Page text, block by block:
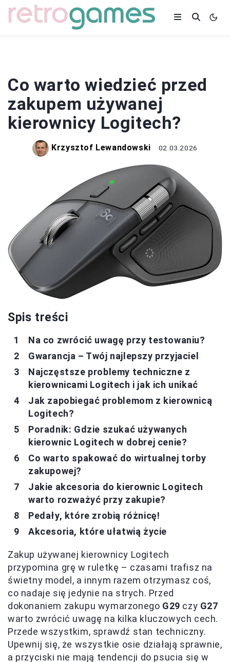
Co warto wiedzieć przed
zakupem używanej
kierownicy Logitech?
Krzysztof Lewandowski 02.03.2026
Spis treści
Na co zwrócić uwagę przy testowaniu?
Gwarancja – Twój najlepszy przyjaciel
Najczęstsze problemy techniczne z
kierownicami Logitech i jak ich unikać
Jak zapobiegać problemom z kierownicą
Logitech?
Poradnik: Gdzie szukać używanych
kierownic Logitech w dobrej cenie?
Co warto spakować do wirtualnej torby
zakupowej?
Jakie akcesoria do kierownic Logitech
warto rozważyć przy zakupie?
Pedały, które zrobią różnicę!
Akcesoria, które ułatwią życie
Zakup używanej kierownicy Logitech
przypomina grę w ruletkę – czasami trafisz na
świetny model, a innym razem otrzymasz coś,
co nadaje się jedynie na strych. Przed
dokonaniem zakupu wymarzonego G29 czy G27
warto zwrócić uwagę na kilka kluczowych cech.
Przede wszystkim, sprawdź stan techniczny.
Upewnij się, że wszystkie osie działają sprawnie,
a przyciski nie mają tendencji do psucia się w